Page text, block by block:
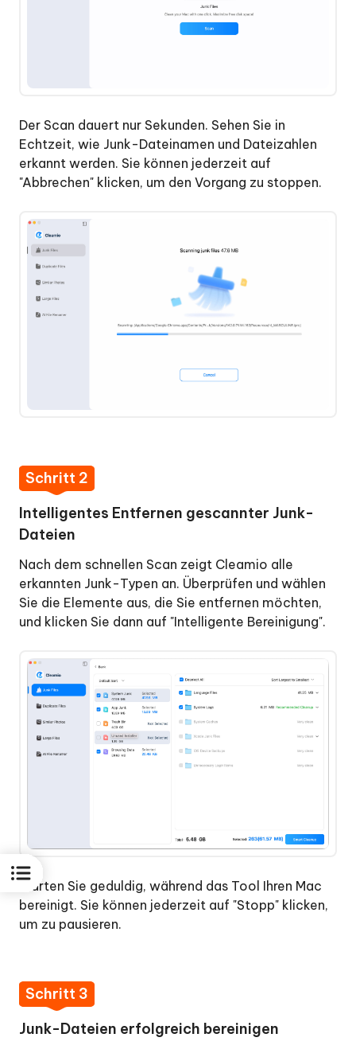
Dateien
dem
Mac
findet
und
Wie
man
Dateien
mit
Batch
So
deinstallieren
und
aktualisieren
Sie
Apps
auf
dem
Mac
Wie
man
die
eines
Macs
Der Scan dauert nur Sekunden. Sehen Sie in
Echtzeit, wie Junk-Dateinamen und Dateizahlen
erkannt werden. Sie können jederzeit auf
"Abbrechen" klicken, um den Vorgang zu stoppen.
Schritt 2
Intelligentes Entfernen gescannter Junk-
Dateien
Nach dem schnellen Scan zeigt Cleamio alle
erkannten Junk-Typen an. Überprüfen und wählen
Sie die Elemente aus, die Sie entfernen möchten,
und klicken Sie dann auf "Intelligente Bereinigung".
Warten Sie geduldig, während das Tool Ihren Mac
bereinigt. Sie können jederzeit auf "Stopp" klicken,
um zu pausieren.
Schritt 3
Junk-Dateien erfolgreich bereinigen